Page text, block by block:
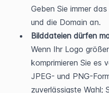
Geben Sie immer
und die Domain an.
Bilddateien dürfen
Wenn Ihr Logo
komprimieren Sie es
JPEG- und PNG-
zuverlässigste Wahl;